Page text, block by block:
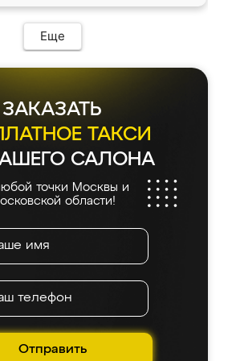
Еще
ЗАКАЗАТЬ
ТАКСИ
САЛОНА
точки Москвы и
области!
Отправить